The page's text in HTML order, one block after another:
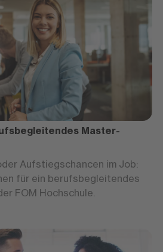
Master-
Aufstiegschancen im Job:
für ein berufsbegleitendes
FOM Hochschule.